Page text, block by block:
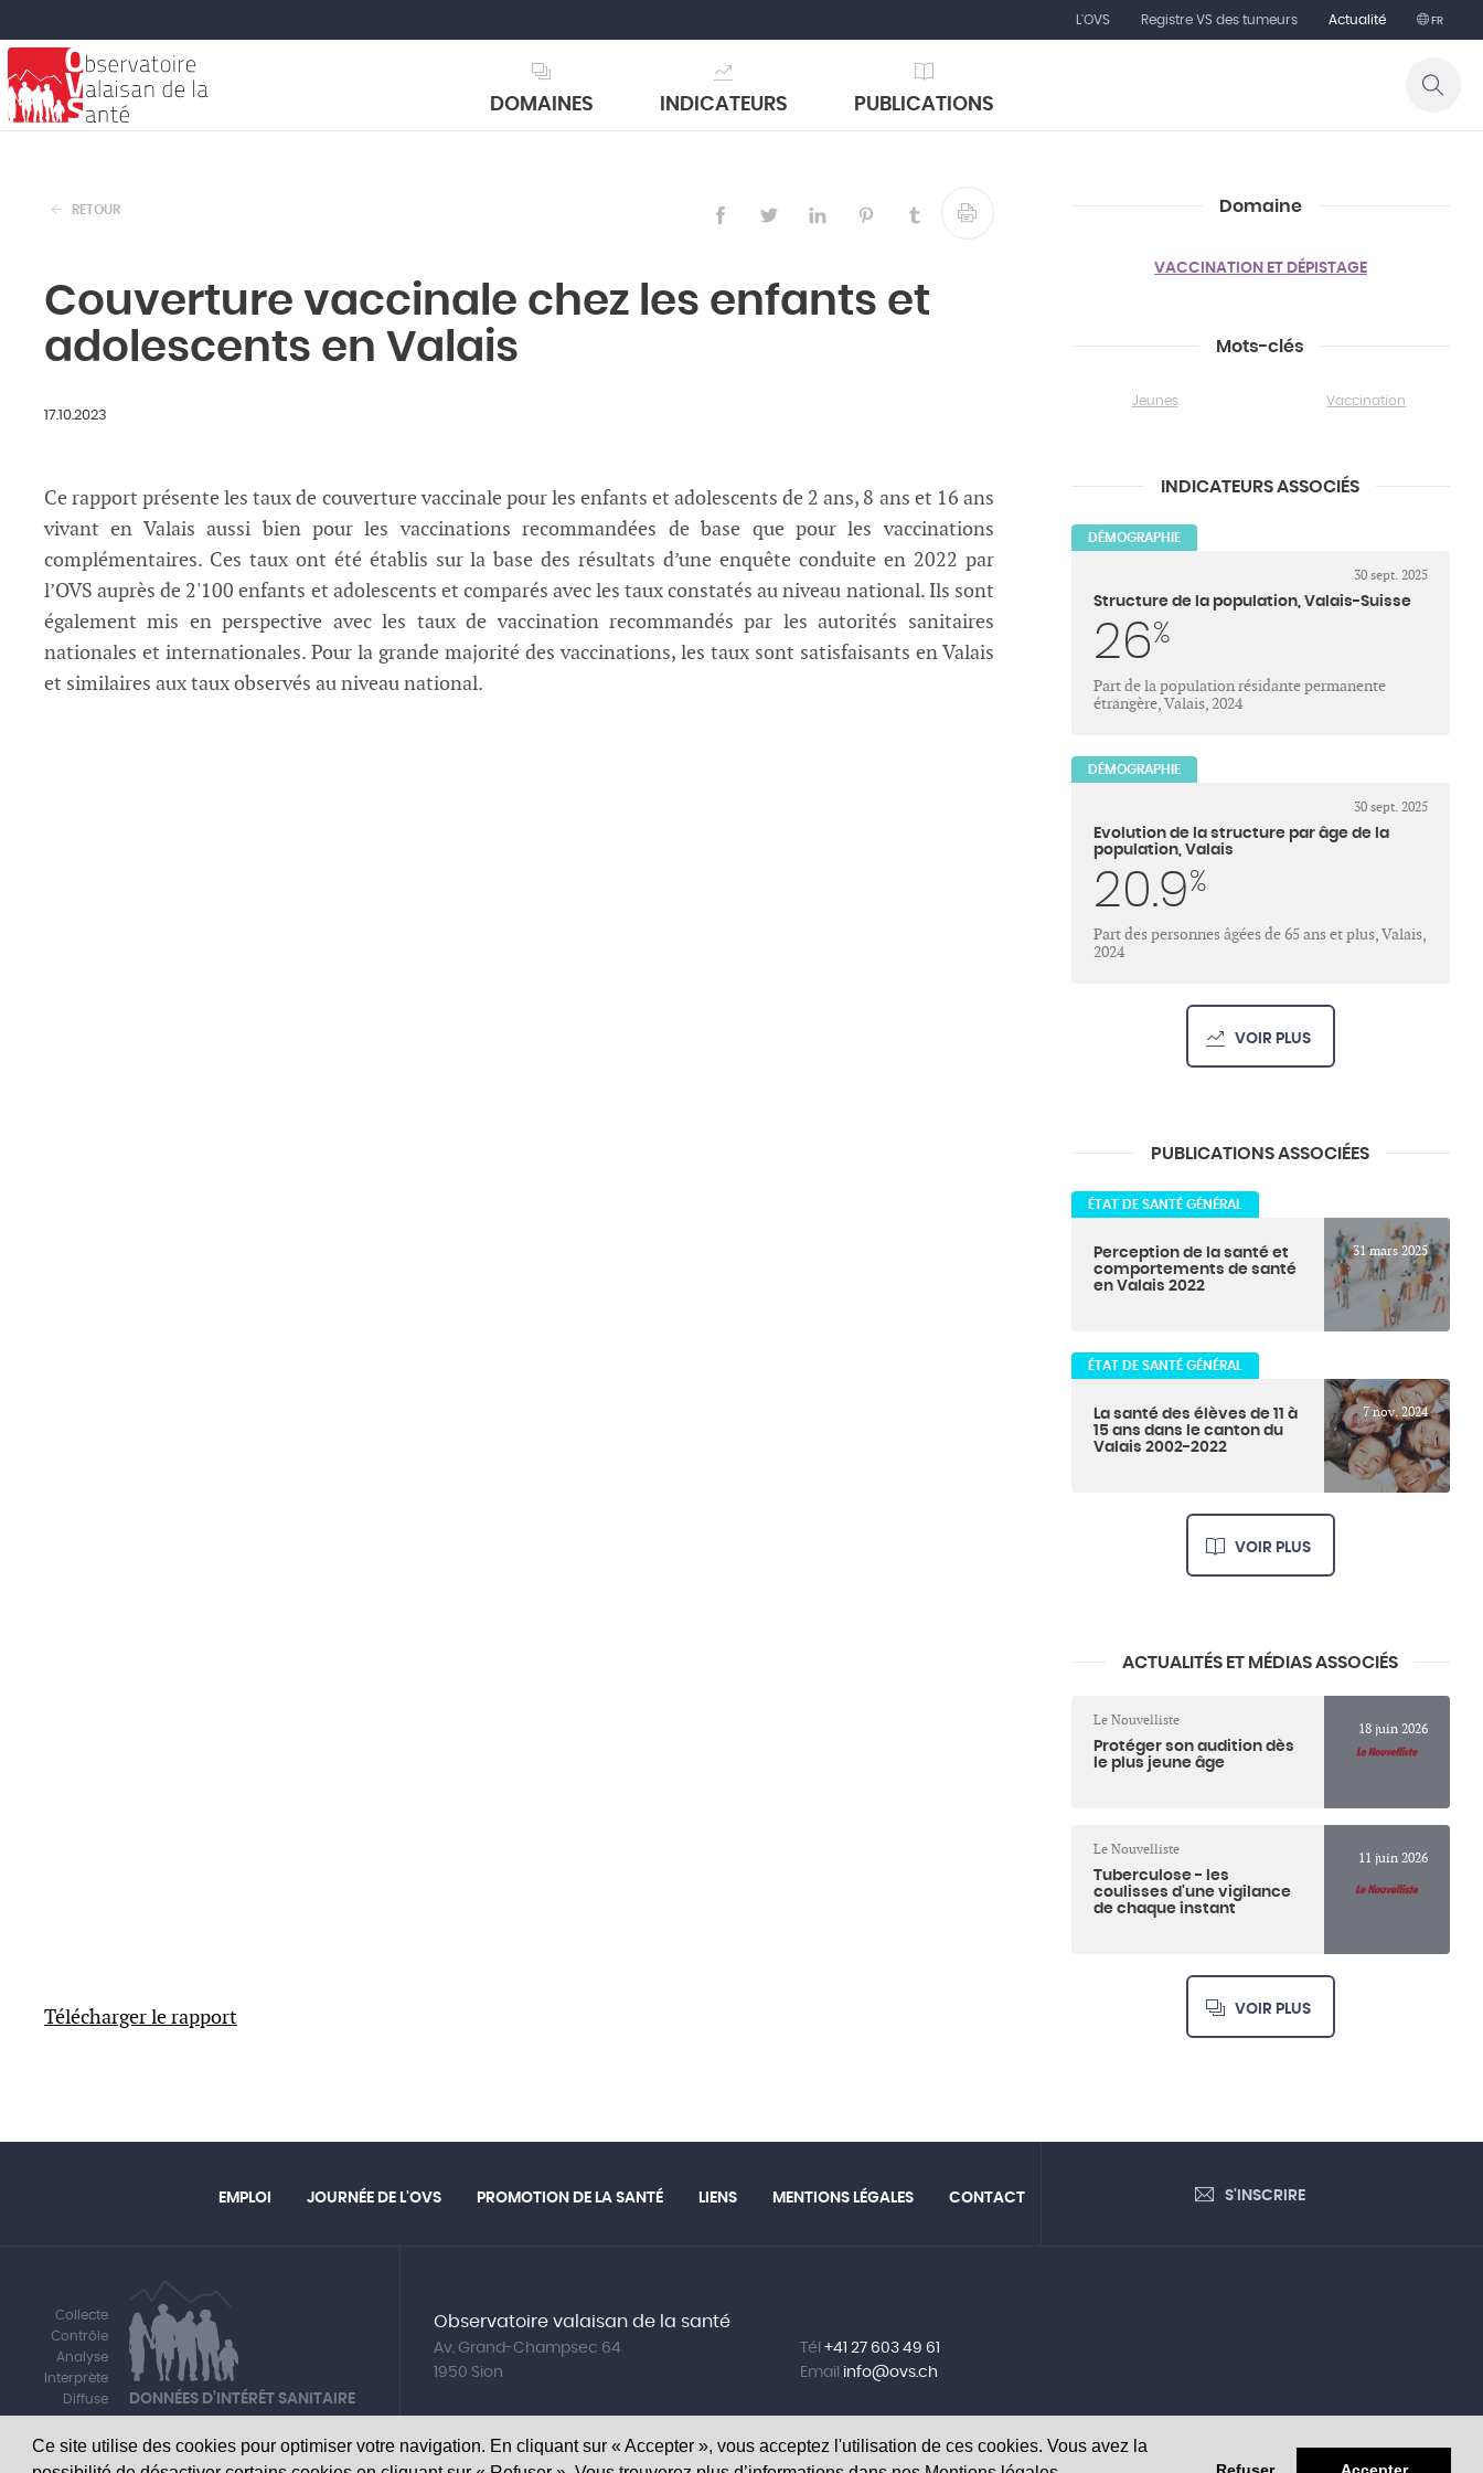
Ce site utilise des cookies pour optimiser votre navigation. En cliquant sur « Accepter », vous acceptez l'utilisation de ces cookies. Vous avez la
L'OVS Registre VS des tumeurs Actualité FR
DOMAINES INDICATEURS PUBLICATIONS
RETOUR
Couverture vaccinale chez les enfants et
adolescents en Valais
17.10.2023
Ce rapport présente les taux de couverture vaccinale pour les enfants et adolescents de 2 ans, 8 ans et 16 ans
vivant en Valais aussi bien pour les vaccinations recommandées de base que pour les vaccinations
complémentaires. Ces taux ont été établis sur la base des résultats d’une enquête conduite en 2022 par
l’OVS auprès de 2'100 enfants et adolescents et comparés avec les taux constatés au niveau national. Ils sont
également mis en perspective avec les taux de vaccination recommandés par les autorités sanitaires
nationales et internationales. Pour la grande majorité des vaccinations, les taux sont satisfaisants en Valais
et similaires aux taux observés au niveau national.
Télécharger le rapport
Domaine
VACCINATION ET DÉPISTAGE
Mots-clés
Jeunes Vaccination
INDICATEURS ASSOCIÉS
DÉMOGRAPHIE
30 sept. 2025
Structure de la population, Valais-Suisse
26%
Part de la population résidante permanente
étrangère, Valais, 2024
DÉMOGRAPHIE
30 sept. 2025
Evolution de la structure par âge de la
population, Valais
20.9%
Part des personnes âgées de 65 ans et plus, Valais,
2024
VOIR PLUS
PUBLICATIONS ASSOCIÉES
ÉTAT DE SANTÉ GÉNÉRAL
Perception de la santé et
comportements de santé
en Valais 2022
31 mars 2025
ÉTAT DE SANTÉ GÉNÉRAL
La santé des élèves de 11 à
15 ans dans le canton du
Valais 2002-2022
7 nov. 2024
VOIR PLUS
ACTUALITÉS ET MÉDIAS ASSOCIÉS
Le Nouvelliste
Protéger son audition dès
le plus jeune âge
18 juin 2026
Le Nouvelliste
Tuberculose - les
coulisses d'une vigilance
de chaque instant
11 juin 2026
VOIR PLUS
EMPLOI JOURNÉE DE L'OVS PROMOTION DE LA SANTÉ LIENS MENTIONS LÉGALES CONTACT S'INSCRIRE
Collecte
Contrôle
Analyse
Interprète
Diffuse
DONNÉES D’INTÉRÊT SANITAIRE
Observatoire valaisan de la santé
Av. Grand-Champsec 64
1950 Sion
Tél +41 27 603 49 61
Email info@ovs.ch